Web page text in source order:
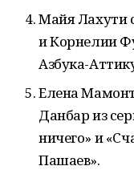
Майя Лахути
и Корнелии
Азбука-
Елена
Данбар из
ничего» и
Пашаев».